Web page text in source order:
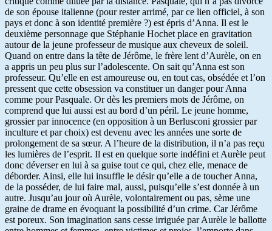
de son épouse italienne (pour rester arrimé, par ce lien officiel, à son
pays et donc à son identité première ?) est épris d’Anna. Il est le
deuxième personnage que Stéphanie Hochet place en gravitation
autour de la jeune professeur de musique aux cheveux de soleil.
Quand on entre dans la tête de Jérôme, le frère lent d’Aurèle, on en
a appris un peu plus sur l’adolescente. On sait qu’Anna est son
professeur. Qu’elle en est amoureuse ou, en tout cas, obsédée et l’on
pressent que cette obsession va constituer un danger pour Anna
comme pour Pasquale. Or dès les premiers mots de Jérôme, on
comprend que lui aussi est au bord d’un péril. Le jeune homme,
grossier par innocence (en opposition à un Berlusconi grossier par
inculture et par choix) est devenu avec les années une sorte de
prolongement de sa sœur. A l’heure de la distribution, il n’a pas reçu
les lumières de l’esprit. Il est en quelque sorte indéfini et Aurèle peut
donc déverser en lui à sa guise tout ce qui, chez elle, menace de
déborder. Ainsi, elle lui insuffle le désir qu’elle a de toucher Anna,
de la posséder, de lui faire mal, aussi, puisqu’elle s’est donnée à un
autre. Jusqu’au jour où Aurèle, volontairement ou pas, sème une
graine de drame en évoquant la possibilité d’un crime. Car Jérôme
est poreux. Son imagination sans cesse irriguée par Aurèle le ballotte